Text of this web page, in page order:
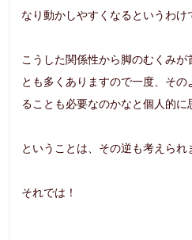
なり動かしやすくなるというわけ
こうした関係性から脚のむくみが
とも多くありますので一度、そ
ることも必要なのかなと個人的に
ということは、その逆も考えられ
それでは！